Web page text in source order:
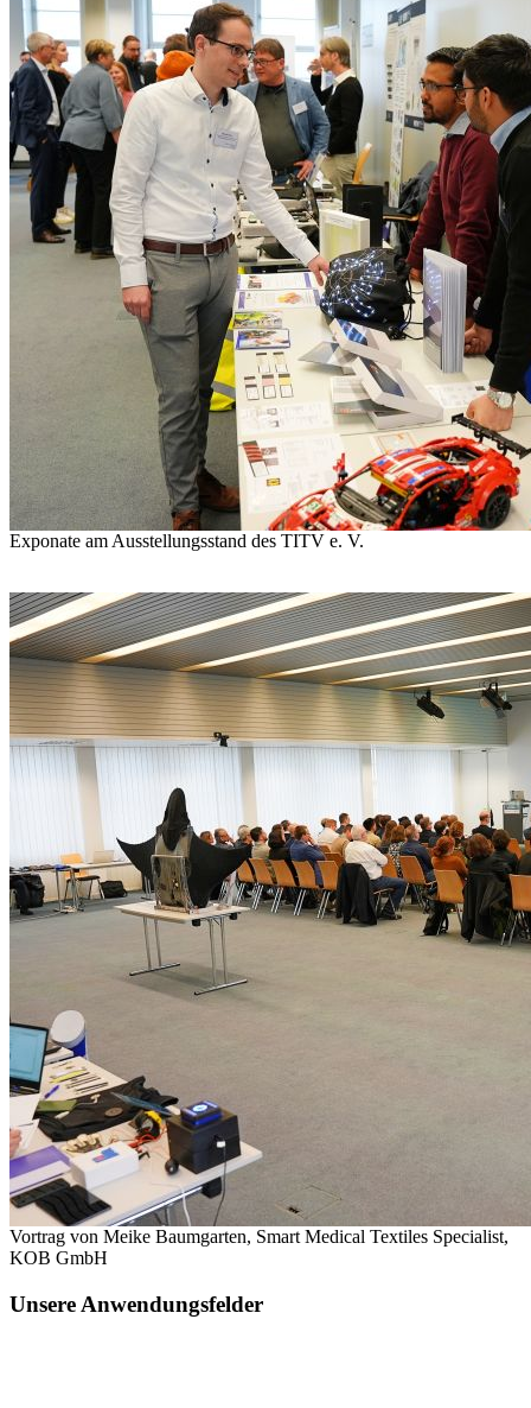
Exponate am Ausstellungsstand des TITV e. V.
Vortrag von Meike Baumgarten, Smart Medical Textiles Specialist,
KOB GmbH
Unsere Anwendungsfelder